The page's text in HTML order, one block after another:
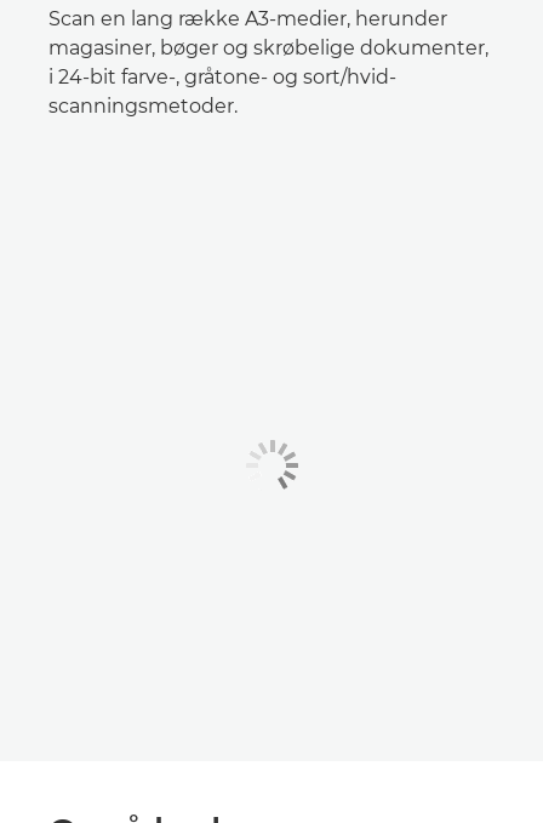
Scan en lang række A3-medier, herunder
magasiner, bøger og skrøbelige dokumenter,
i 24-bit farve-, gråtone- og sort/hvid-
scanningsmetoder.